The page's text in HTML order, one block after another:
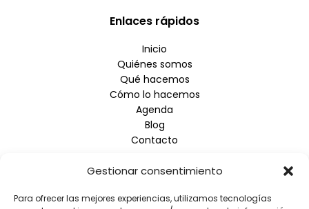
Gestionar consentimiento
Para ofrecer las mejores experiencias, utilizamos tecnologías
Enlaces rápidos
Inicio
Quiénes somos
Qué hacemos
Cómo lo hacemos
Agenda
Blog
Contacto
Empresa
Aviso Legal